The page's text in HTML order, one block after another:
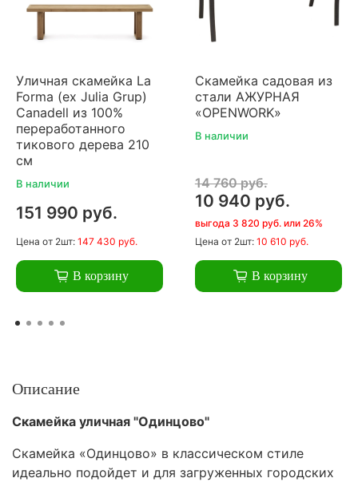
Уличная скамейка La
Forma (ex Julia Grup)
Canadell из 100%
переработанного
тикового дерева 210
см
В наличии
151 990 руб.
Цена от 2шт: 147 430 руб.
В корзину
Скамейка садовая из
стали АЖУРНАЯ
«OPENWORK»
В наличии
14 760 руб.
10 940 руб.
выгода 3 820 руб. или 26%
Цена от 2шт: 10 610 руб.
В корзину
Описание
Скамейка уличная "Одинцово"
Скамейка «Одинцово» в классическом стиле
идеально подойдет и для загруженных городских